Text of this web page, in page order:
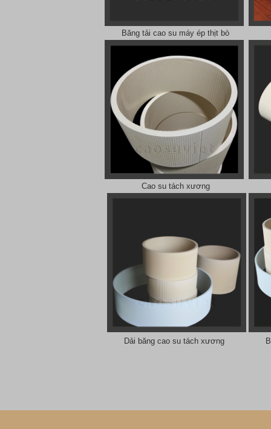
Băng tải cao su máy ép thịt bò
Cao su tách xương
Dải băng cao su tách xương